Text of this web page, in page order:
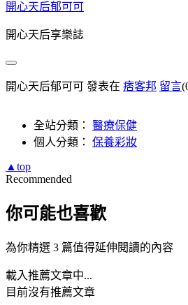
開心天后郁可可
開心天后享樂誌
開心天后郁可可 發表在 痞客邦 留言
全站分類： 醫療保健
個人分類： 保養彩妝
▲top
Recommended
你可能也喜歡
為你精選 3 篇值得延伸閱讀的內容
載入推薦文章中...
目前沒有推薦文章